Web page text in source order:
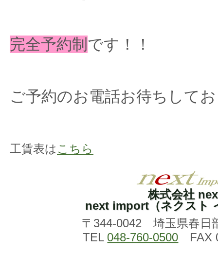
完全予約制 です！！
ご予約のお電話お待ちして
工賃表は こちら
株式会社
next import（ネクスト
〒344-0042 埼玉県春日
TEL 048-760-0500 FAX